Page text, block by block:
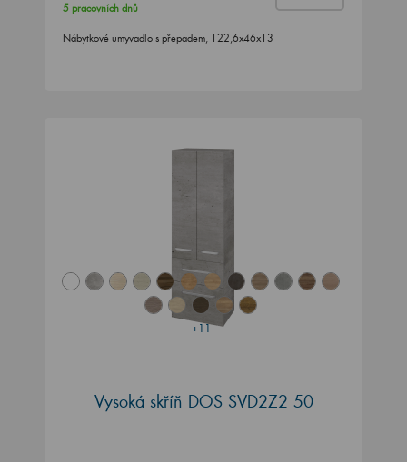
5 pracovních dnů
Nábytkové umyvadlo s přepadem, 122,6x46x13
+11
Vysoká skříň DOS SVD2Z2 50